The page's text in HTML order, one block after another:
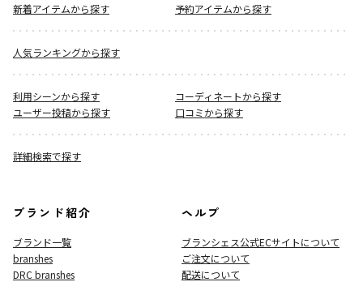
新着アイテムから探す
予約アイテムから探す
人気ランキングから探す
利用シーンから探す
コーディネートから探す
ユーザー投稿から探す
口コミから探す
詳細検索で探す
ブランド紹介
ブランド一覧
branshes
DRC branshes
ヘルプ
ブランシェス公式ECサイトについて
ご注文について
配送について